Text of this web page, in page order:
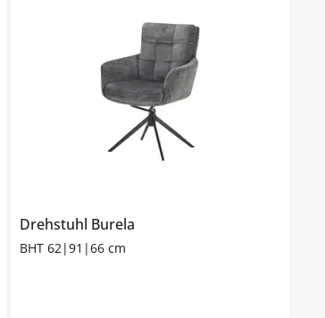
Drehstuhl Burela
BHT 62|91|66 cm